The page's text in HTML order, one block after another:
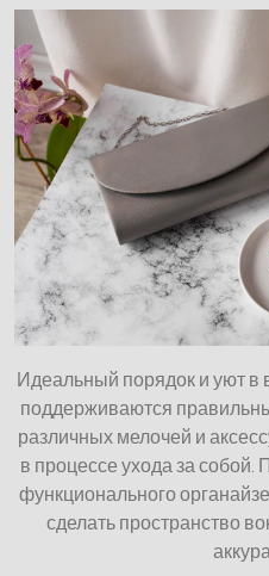
Идеальный порядок и уют в
поддерживаются
различных мелочей и
в процессе ухода за собой.
функционального
сделать пространство